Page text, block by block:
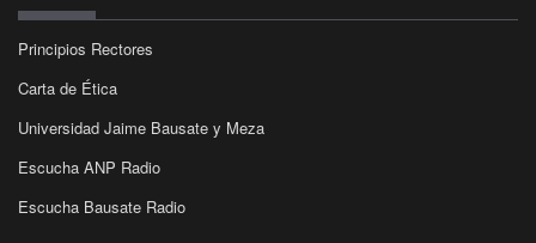
Principios Rectores
Carta de Ética
Universidad Jaime Bausate y Meza
Escucha ANP Radio
Escucha Bausate Radio